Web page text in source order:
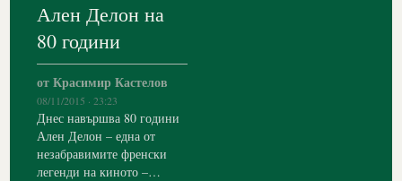
Ален Делон на
80 години
от Красимир Кастелов
08/11/2015 · 23:23
Днес навършва 80 години
Ален Делон – една от
незабравимите френски
легенди на киното –…